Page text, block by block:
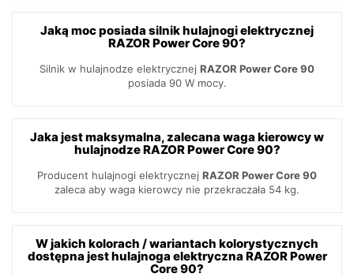
Jaką moc posiada silnik hulajnogi elektrycznej
RAZOR Power Core 90?
Silnik w hulajnodze elektrycznej RAZOR Power Core 90
posiada 90 W mocy.
Jaka jest maksymalna, zalecana waga kierowcy w
hulajnodze RAZOR Power Core 90?
Producent hulajnogi elektrycznej RAZOR Power Core 90
zaleca aby waga kierowcy nie przekraczała 54 kg.
W jakich kolorach / wariantach kolorystycznych
dostępna jest hulajnoga elektryczna RAZOR Power
Core 90?